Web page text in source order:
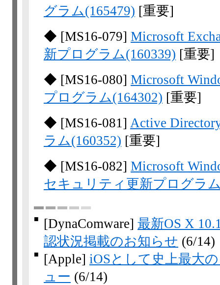
グラム(165479) [重要]
◆ [MS16-079] Microsoft
新プログラム(160339) [重要]
◆ [MS16-080] Microsoft
プログラム(164302) [重要]
◆ [MS16-081] Active
ラム(160352) [重要]
◆ [MS16-082] Microsoft
セキュリティ更新プログラ
■ [DynaComware] 最新OS X
認状況掲載のお知らせ (6/14)
■ [Apple] iOSとして史上最大
ュー (6/14)